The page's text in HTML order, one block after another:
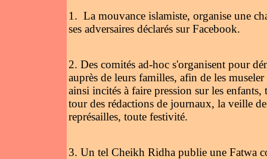
1. La mouvance islamiste, organise une
ses adversaires déclarés sur Facebook.
2. Des comités ad-hoc s'organisent pour
auprès de leurs familles, afin de les
ainsi incités à faire pression sur les
tour des rédactions de journaux, la veille
représailles, toute festivité.
3. Un tel Cheikh Ridha publie une Fatwa